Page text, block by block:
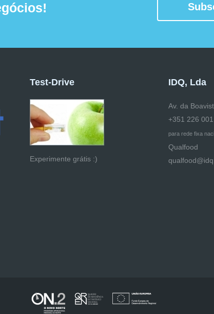
Test-Drive
Experimente grátis :)
IDQ, Lda
Av. da
+351 226 001
para rede fixa
Qualfood